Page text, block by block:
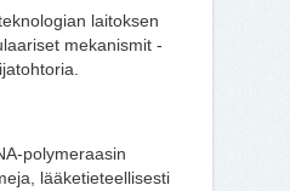
laitoksen
mekanismit -
polymeraasin
lääketieteellisesti